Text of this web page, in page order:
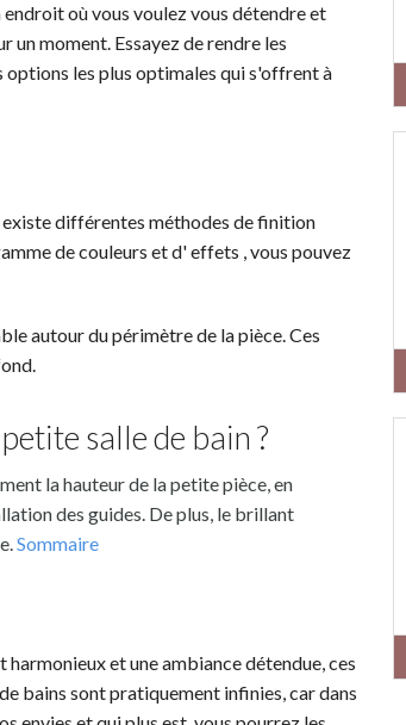
où vous voulez vous détendre et
un moment. Essayez de rendre les
options les plus optimales qui s'offrent à
différentes méthodes de finition
de couleurs et d' effets , vous pouvez
autour du périmètre de la pièce. Ces
salle de bain ?
la hauteur de la petite pièce, en
des guides. De plus, le brillant
Sommaire
et une ambiance détendue, ces
bains sont pratiquement infinies, car dans